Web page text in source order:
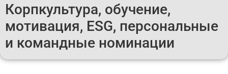
Корпкультура, обучение,
мотивация, ESG, персональные
и командные номинации